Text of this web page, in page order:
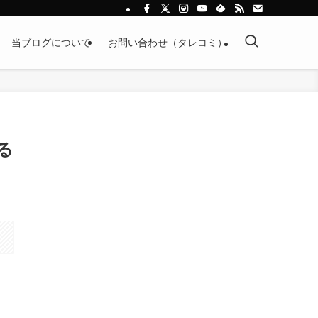
当ブログについて お問い合わせ（タレコミ）